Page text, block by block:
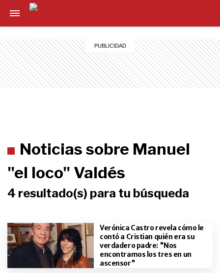
Noticias sobre Manuel
"el loco" Valdés
4 resultado(s) para tu búsqueda
Verónica Castro revela cómo le
contó a Cristian quién era su
verdadero padre: "Nos
encontramos los tres en un
ascensor"